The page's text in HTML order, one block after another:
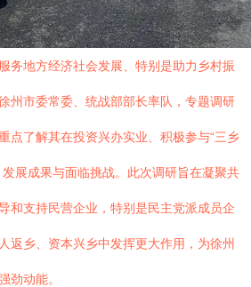
务地方经济社会发展、特别是助力乡村振
州市委常委、统战部部长率队，专题调研
点了解其在投资兴办实业、积极参与“三乡
展成果与面临挑战。此次调研旨在凝聚共
和支持民营企业，特别是民主党派成员企
返乡、资本兴乡中发挥更大作用，为徐州
劲动能。